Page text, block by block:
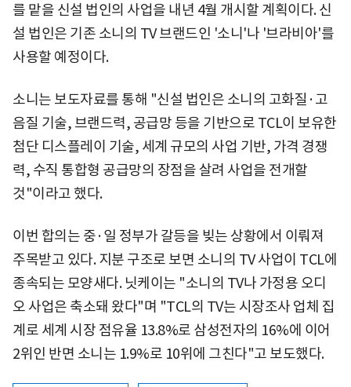
를 맡을 신설 법인의 사업을 내년 4월 개시할 계획이다. 신
설 법인은 기존 소니의 TV 브랜드인 '소니'나 '브라비아'를
사용할 예정이다.
소니는 보도자료를 통해 "신설 법인은 소니의 고화질·고
음질 기술, 브랜드력, 공급망 등을 기반으로 TCL이 보유한
첨단 디스플레이 기술, 세계 규모의 사업 기반, 가격 경쟁
력, 수직 통합형 공급망의 장점을 살려 사업을 전개할
것"이라고 했다.
이번 합의는 중·일 정부가 갈등을 빚는 상황에서 이뤄져
주목받고 있다. 지분 구조로 보면 소니의 TV 사업이 TCL에
종속되는 모양새다. 닛케이는 "소니의 TV나 가정용 오디
오 사업은 축소돼 왔다"며 "TCL의 TV는 시장조사 업체 집
계로 세계 시장 점유율 13.8%로 삼성전자의 16%에 이어
2위인 반면 소니는 1.9%로 10위에 그친다"고 보도했다.